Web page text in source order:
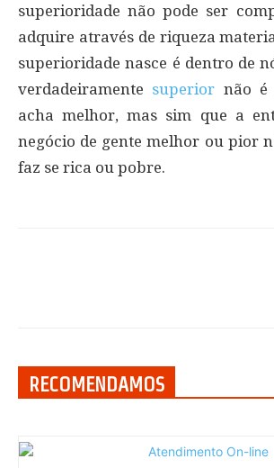
superioridade não pode ser
adquire através de riqueza
superioridade nasce é dentro de
verdadeiramente superior não é
acha melhor, mas sim que a
negócio de gente melhor ou pior
faz se rica ou pobre.
RECOMENDAMOS